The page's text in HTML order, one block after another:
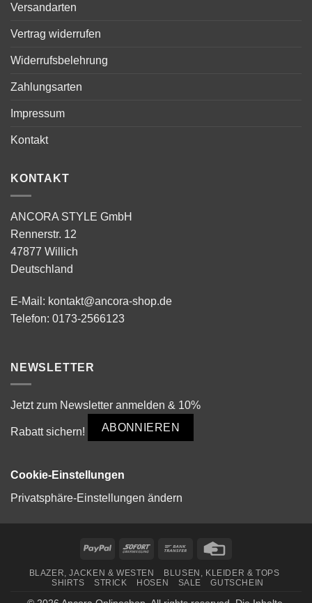
Versandarten
Vertrag widerrufen
Widerrufsbelehrung
Zahlungsarten
Impressum
Kontakt
KONTAKT
ANCORA STYLE GmbH
Rennerstr. 12
47877 Willich
Deutschland
E-Mail: kontakt@ancora-shop.de
Telefon: 0173-2566123
NEWSLETTER
Jetzt zum Newsletter anmelden & 10%
Rabatt sichern! ABONNIEREN
Cookie-Einstellungen
Privatsphäre-Einstellungen ändern
PayPal Sofort
Bank
BLAZER, JACKEN & WESTEN
BLUSEN, KLEIDER & TOPS
SHIRTS
STRICK HOSEN SALE GUTSCHEIN